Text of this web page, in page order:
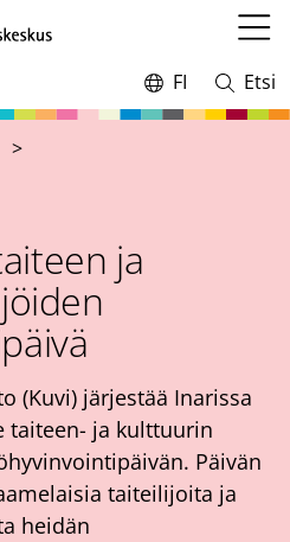
valikko
Vaihda
kieltä,
FI
Avaa
ja
Etsi
ja
(Kuvi) järjestää Inarissa
taiteen- ja kulttuurin
Päivän
taiteilijoita ja
heidän